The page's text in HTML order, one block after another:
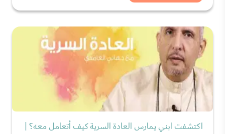
اكتشفت ابني يمارس العادة السرية كيف أتعامل معه؟ |